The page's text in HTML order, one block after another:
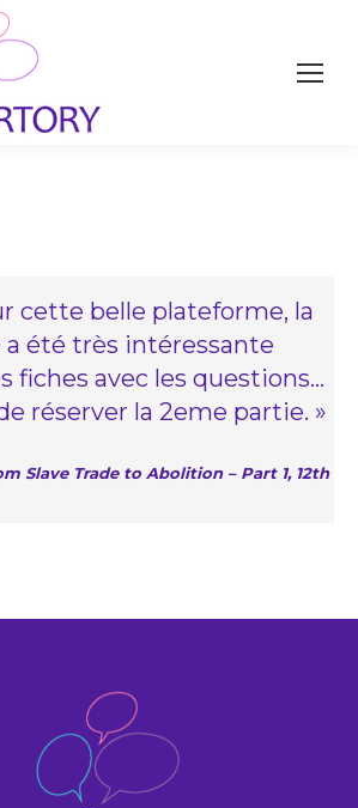
cette belle plateforme, la
a été très intéressante
fiches avec les questions…
réserver la 2eme partie. »
Slave Trade to Abolition – Part 1, 12th